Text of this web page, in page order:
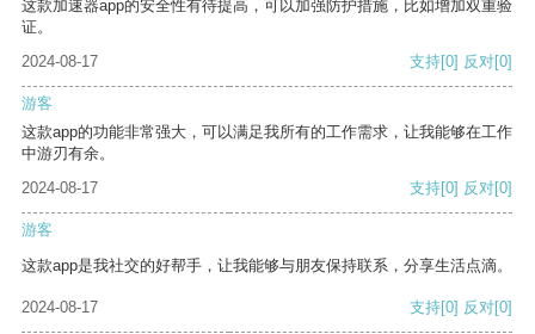
这款加速器app的安全性有待提高，可以加强防护措施，比如增加双重验
证。
2024-08-17
支持[0] 反对[0]
游客
这款app的功能非常强大，可以满足我所有的工作需求，让我能够在工作
中游刃有余。
2024-08-17
支持[0] 反对[0]
游客
这款app是我社交的好帮手，让我能够与朋友保持联系，分享生活点滴。
2024-08-17 支持[0] 反对[0]